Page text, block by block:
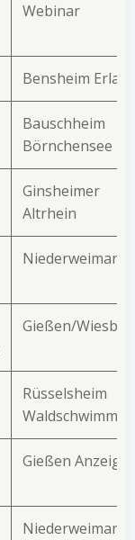
Webinar
Bensheim
Bauschheim
Börnchensee
Ginsheimer
Altrhein
Niederweimar
Gießen/
Rüsselsheim
Gießen Anzeiger
Niederweimar